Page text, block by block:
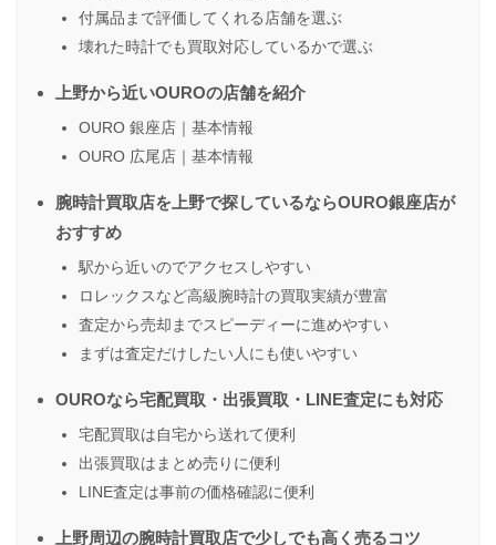
付属品まで評価してくれる店舗を選ぶ
壊れた時計でも買取対応しているかで選ぶ
上野から近いOUROの店舗を紹介
OURO 銀座店｜基本情報
OURO 広尾店｜基本情報
腕時計買取店を上野で探しているならOURO銀座店が
おすすめ
駅から近いのでアクセスしやすい
ロレックスなど高級腕時計の買取実績が豊富
査定から売却までスピーディーに進めやすい
まずは査定だけしたい人にも使いやすい
OUROなら宅配買取・出張買取・LINE査定にも対応
宅配買取は自宅から送れて便利
出張買取はまとめ売りに便利
LINE査定は事前の価格確認に便利
上野周辺の腕時計買取店で少しでも高く売るコツ